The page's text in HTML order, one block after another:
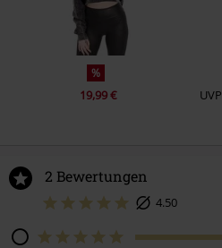
%
19,99 € UVP
2 Bewertungen
4.50